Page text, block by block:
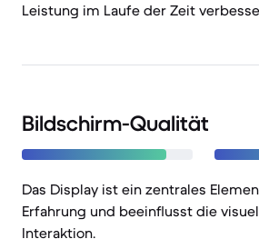
Leistung im Laufe der Zeit
Bildschirm-Qualität
Das Display ist ein zentrales
Erfahrung und beeinflusst die
Interaktion.